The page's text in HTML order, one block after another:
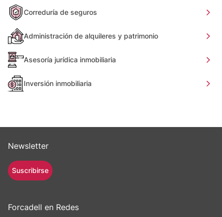
Correduría de seguros
Administración de alquileres y patrimonio
Asesoría jurídica inmobiliaria
Inversión inmobiliaria
Newsletter
Suscribirse
Forcadell en Redes